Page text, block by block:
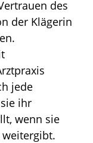
des
der Klägerin
jede
ihr
wenn sie